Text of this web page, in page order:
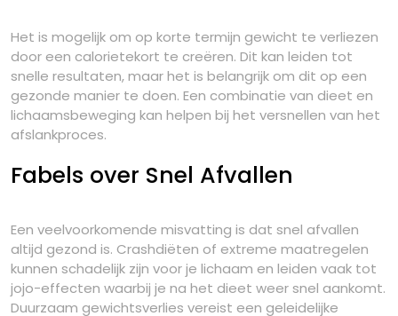
Het is mogelijk om op korte termijn gewicht te verliezen
door een calorietekort te creëren. Dit kan leiden tot
snelle resultaten, maar het is belangrijk om dit op een
gezonde manier te doen. Een combinatie van dieet en
lichaamsbeweging kan helpen bij het versnellen van het
afslankproces.
Fabels over Snel Afvallen
Een veelvoorkomende misvatting is dat snel afvallen
altijd gezond is. Crashdiëten of extreme maatregelen
kunnen schadelijk zijn voor je lichaam en leiden vaak tot
jojo-effecten waarbij je na het dieet weer snel aankomt.
Duurzaam gewichtsverlies vereist een geleidelijke